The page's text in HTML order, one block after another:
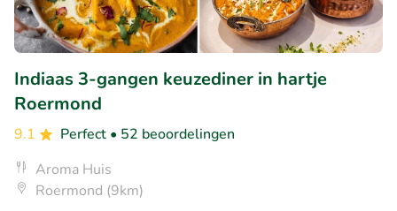
Indiaas 3-gangen keuzediner in hartje
Roermond
9.1 Perfect • 52 beoordelingen
Aroma Huis
Roermond (9km)